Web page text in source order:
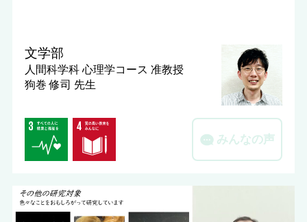
文学部
人間科学科 心理学コース 准教授
狗巻 修司 先生
みんなの声